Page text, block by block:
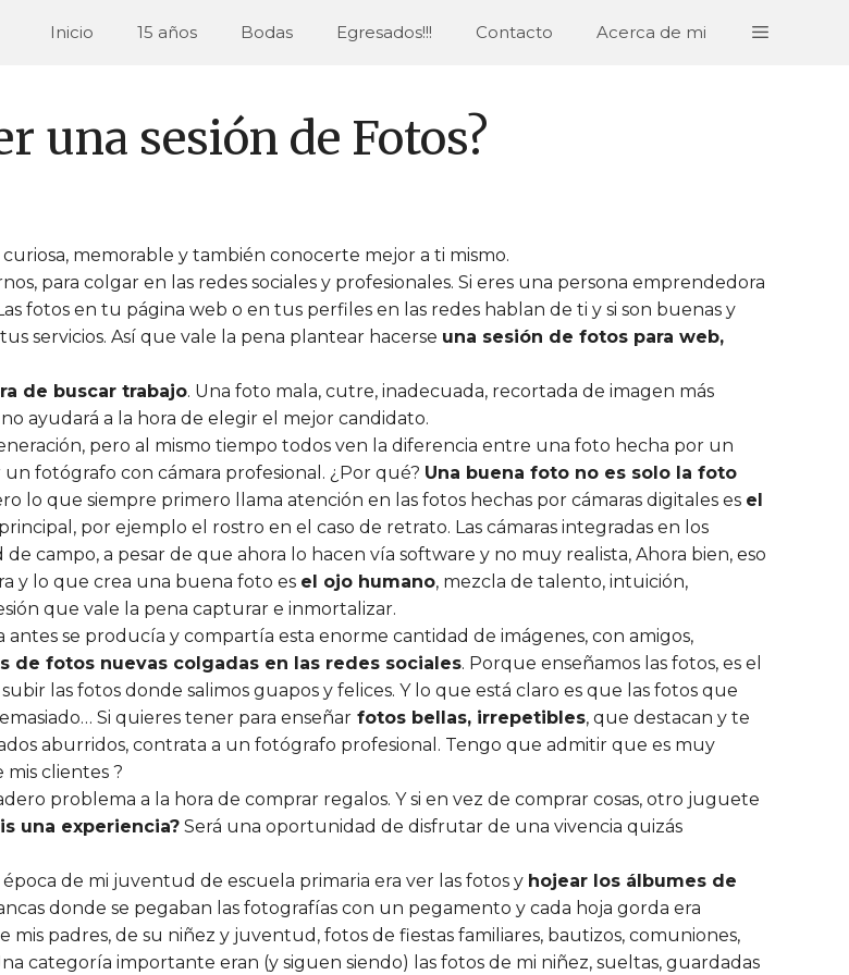
Inicio 15 años Bodas Egresados!!! Contacto Acerca de mi
una sesión de Fotos?
memorable y también conocerte mejor a ti mismo.
para colgar en las redes sociales y profesionales. Si eres una persona emprendedora
fotos en tu página web o en tus perfiles en las redes hablan de ti y si son buenas y
servicios. Así que vale la pena plantear hacerse una sesión de fotos para web,
de buscar trabajo. Una foto mala, cutre, inadecuada, recortada de imagen más
ayudará a la hora de elegir el mejor candidato.
pero al mismo tiempo todos ven la diferencia entre una foto hecha por un
fotógrafo con cámara profesional. ¿Por qué? Una buena foto no es solo la foto
lo que siempre primero llama atención en las fotos hechas por cámaras digitales es el
por ejemplo el rostro en el caso de retrato. Las cámaras integradas en los
campo, a pesar de que ahora lo hacen vía software y no muy realista, Ahora bien, eso
y lo que crea una buena foto es el ojo humano, mezcla de talento, intuición,
que vale la pena capturar e inmortalizar.
se producía y compartía esta enorme cantidad de imágenes, con amigos,
de fotos nuevas colgadas en las redes sociales. Porque enseñamos las fotos, es el
las fotos donde salimos guapos y felices. Y lo que está claro es que las fotos que
Si quieres tener para enseñar fotos bellas, irrepetibles, que destacan y te
aburridos, contrata a un fotógrafo profesional. Tengo que admitir que es muy
clientes ?
problema a la hora de comprar regalos. Y si en vez de comprar cosas, otro juguete
una experiencia? Será una oportunidad de disfrutar de una vivencia quizás
de mi juventud de escuela primaria era ver las fotos y hojear los álbumes de
donde se pegaban las fotografías con un pegamento y cada hoja gorda era
padres, de su niñez y juventud, fotos de fiestas familiares, bautizos, comuniones,
categoría importante eran (y siguen siendo) las fotos de mi niñez, sueltas, guardadas